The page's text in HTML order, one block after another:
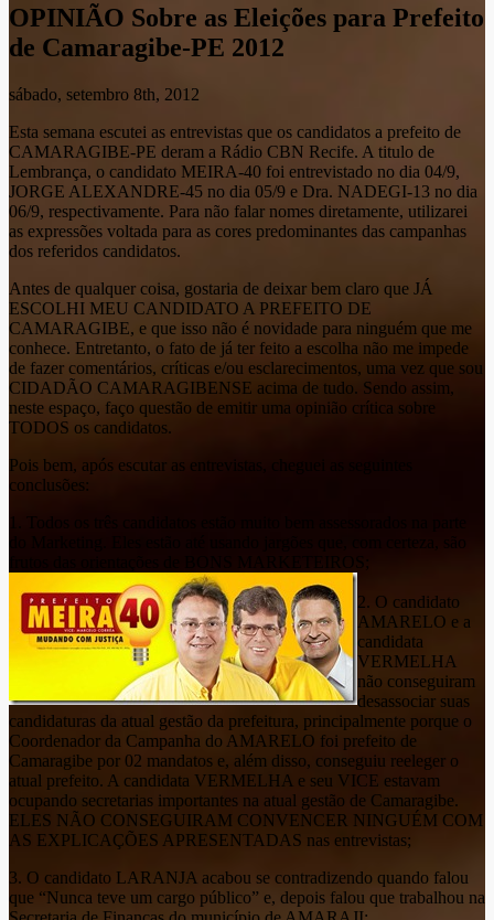
OPINIÃO Sobre as Eleições para Prefeito
de Camaragibe-PE 2012
sábado, setembro 8th, 2012
Esta semana escutei as entrevistas que os candidatos a prefeito de
CAMARAGIBE-PE deram a Rádio CBN Recife. A titulo de
Lembrança, o candidato MEIRA-40 foi entrevistado no dia 04/9,
JORGE ALEXANDRE-45 no dia 05/9 e Dra. NADEGI-13 no dia
06/9, respectivamente. Para não falar nomes diretamente, utilizarei
as expressões voltada para as cores predominantes das campanhas
dos referidos candidatos.
Antes de qualquer coisa, gostaria de deixar bem claro que JÁ
ESCOLHI MEU CANDIDATO A PREFEITO DE
CAMARAGIBE, e que isso não é novidade para ninguém que me
conhece. Entretanto, o fato de já ter feito a escolha não me impede
de fazer comentários, críticas e/ou esclarecimentos, uma vez que sou
CIDADÃO CAMARAGIBENSE acima de tudo. Sendo assim,
neste espaço, faço questão de emitir uma opinião crítica sobre
TODOS os candidatos.
Pois bem, após escutar as entrevistas, cheguei as seguintes
conclusões:
1. Todos os três candidatos estão muito bem assessorados na parte
do Marketing. Eles estão até usando jargões que, com certeza, são
frutos das orientações de BONS MARKETEIROS;
2. O candidato
AMARELO e a
candidata
VERMELHA
não conseguiram
desassociar suas
candidaturas da atual gestão da prefeitura, principalmente porque o
Coordenador da Campanha do AMARELO foi prefeito de
Camaragibe por 02 mandatos e, além disso, conseguiu reeleger o
atual prefeito. A candidata VERMELHA e seu VICE estavam
ocupando secretarias importantes na atual gestão de Camaragibe.
ELES NÃO CONSEGUIRAM CONVENCER NINGUÉM COM
AS EXPLICAÇÕES APRESENTADAS nas entrevistas;
3. O candidato LARANJA acabou se contradizendo quando falou
que “Nunca teve um cargo público” e, depois falou que trabalhou na